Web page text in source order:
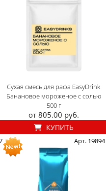
Сухая смесь для рафа EasyDrink
Банановое мороженое с солью
500 г
от 805.00 руб.
КУПИТЬ
Арт. 19894